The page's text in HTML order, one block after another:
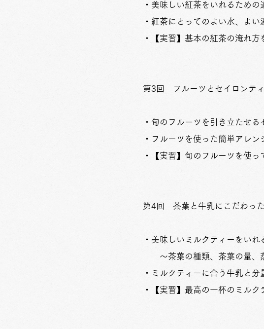
・美味しい紅茶をいれるため
・紅茶にとってのよい水、よい
・【実習】基本の紅茶の淹れ方
第3回 フルーツとセイロンテ
・旬のフルーツを引き立たせる
・フルーツを使った簡単アレン
・【実習】旬のフルーツを使
第4回 茶葉と牛乳にこだわっ
・美味しいミルクティーをいれ
～茶葉の種類、茶葉の量、
・ミルクティーに合う牛乳と
・【実習】最高の一杯のミル